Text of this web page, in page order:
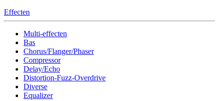
Effecten
Multi-effecten
Bas
Chorus/Flanger/Phaser
Compressor
Delay/Echo
Distortion-Fuzz-Overdrive
Diverse
Equalizer